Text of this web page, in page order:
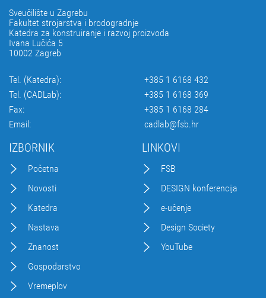
Sveučilište u Zagrebu
Fakultet strojarstva i brodogradnje
Katedra za konstruiranje i razvoj proizvoda
Ivana Lučića 5
10002 Zagreb
Tel. (Katedra):
+385 1 6168 432
Tel. (CADLab):
+385 1 6168 369
Fax:
+385 1 6168 284
Email:
cadlab@fsb.hr
IZBORNIK
Početna
Novosti
Katedra
Nastava
Znanost
Gospodarstvo
Vremeplov
LINKOVI
FSB
DESIGN konferencija
e-učenje
Design Society
YouTube